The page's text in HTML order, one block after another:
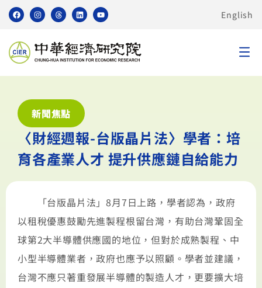
English
新聞焦點
〈財經週報-台版晶片法〉學者：培
育各產業人才 提升供應鏈自給能力
「台版晶片法」8月7日上路，學者認為，政府
以租稅優惠鼓勵先進製程根留台灣，有助台灣鞏固全
球第2大半導體供應國的地位，但對於成熟製程、中
小型半導體業者，政府也應予以照顧。學者並建議，
台灣不應只著重發展半導體的製造人才，更要擴大培